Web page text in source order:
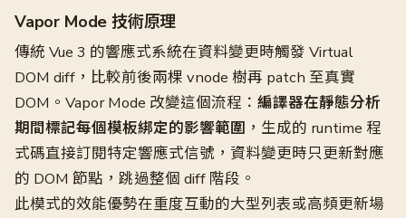
Vapor Mode 技術原理
傳統 Vue 3 的響應式系統在資料變更時觸發 Virtual
DOM diff，比較前後兩棵 vnode 樹再 patch 至真實
DOM。Vapor Mode 改變這個流程： 編譯器在靜態分析
期間標記每個模板綁定的影響範圍 ，生成的 runtime 程
式碼直接訂閱特定響應式信號，資料變更時只更新對應
的 DOM 節點，跳過整個 diff 階段。
此模式的效能優勢在重度互動的大型列表或高頻更新場